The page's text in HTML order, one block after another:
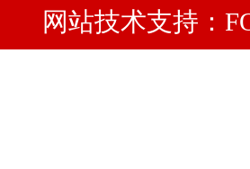
网站技术支持：